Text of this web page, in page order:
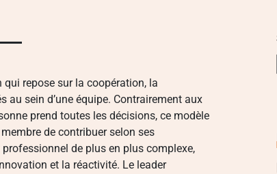
repose sur la coopération, la
sein d’une équipe. Contrairement aux
prend toutes les décisions, ce modèle
de contribuer selon ses
de plus en plus complexe,
et la réactivité. Le leader